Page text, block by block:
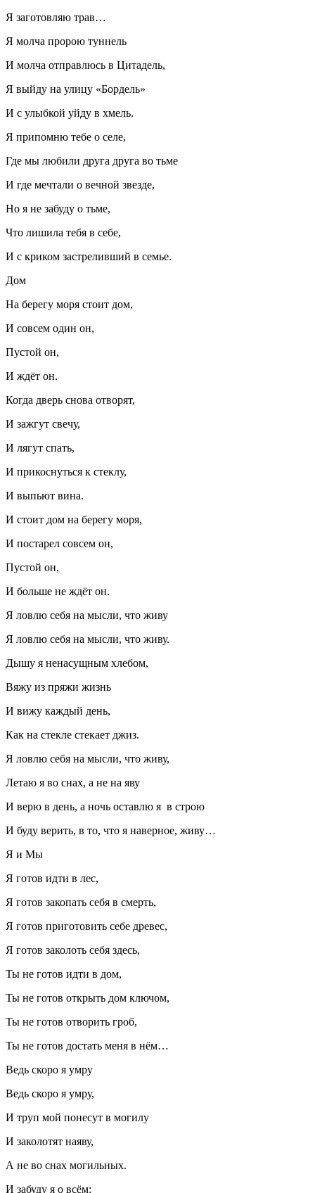
Я заготовляю трав…
Я молча пророю туннель
И молча отправлюсь в Цитадель,
Я выйду на улицу «Бордель»
И с улыбкой уйду в хмель.
Я припомню тебе о селе,
Где мы любили друга друга во тьме
И где мечтали о вечной звезде,
Но я не забуду о тьме,
Что лишила тебя в себе,
И с криком застреливший в семье.
Дом
На берегу моря стоит дом,
И совсем один он,
Пустой он,
И ждёт он.
Когда дверь снова отворят,
И зажгут свечу,
И лягут спать,
И прикоснуться к стеклу,
И выпьют вина.
И стоит дом на берегу моря,
И постарел совсем он,
Пустой он,
И больше не ждёт он.
Я ловлю себя на мысли, что живу
Я ловлю себя на мысли, что живу.
Дышу я ненасущным хлебом,
Вяжу из пряжи жизнь
И вижу каждый день,
Как на стекле стекает джиз.
Я ловлю себя на мысли, что живу,
Летаю я во снах, а не на яву
И верю в день, а ночь оставлю я в строю
И буду верить, в то, что я наверное, живу…
Я и Мы
Я готов идти в лес,
Я готов закопать себя в смерть,
Я готов приготовить себе древес,
Я готов заколоть себя здесь,
Ты не готов идти в дом,
Ты не готов открыть дом ключом,
Ты не готов отворить гроб,
Ты не готов достать меня в нём…
Ведь скоро я умру
Ведь скоро я умру,
И труп мой понесут в могилу
И заколотят наяву,
А не во снах могильных.
И забуду я о всём: